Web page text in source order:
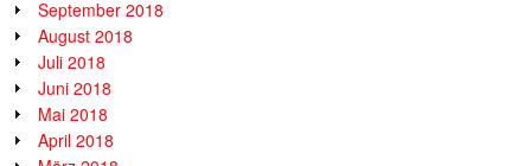
September 2018
August 2018
Juli 2018
Juni 2018
Mai 2018
April 2018